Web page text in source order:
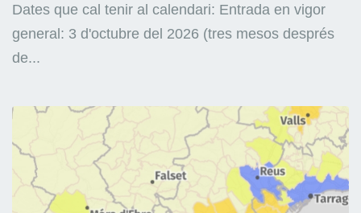
Dates que cal tenir al calendari: Entrada en vigor
general: 3 d'octubre del 2026 (tres mesos després
de...